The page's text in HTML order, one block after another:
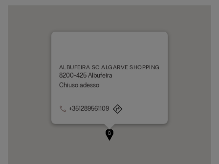
A
B
ALBUFEIRA SC ALGARVE SHOPPING
8200-425 Albufeira
Chiuso adesso
+351289561109